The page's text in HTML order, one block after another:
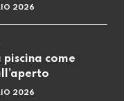
2026
piscina come
2026